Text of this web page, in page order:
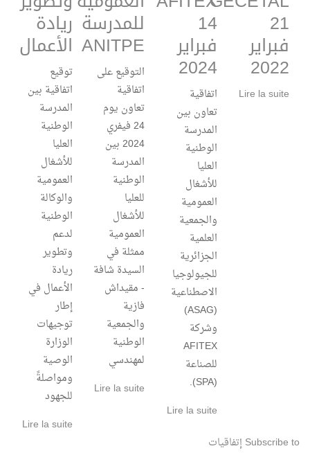
ريادة
الأعمال
توقيع
اتفاقية بين
المدرسة
الوطنية
العليا
للأشغال
العمومية
والوكالة
الوطنية
لدعم
وتطوير
ريادة
الأعمال في
إطار
توجيهات
الوزارة
الوصية
ومواصلةً
للجهود
Lire la suite
للمدرسة
ANITPE
التوقيع على
اتفاقية
تعاون يوم
24 فيفري
2024 بين
المدرسة
الوطنية
للعليا
للأشغال
العمومية
ممثلة في
السيدة شافة
- مقيداش
فازية
والجمعية
الوطنية
لمهندسي
Lire la suite
14
فبراير
2024
اتفاقية
تعاون بين
المدرسة
الوطنية
العليا
للأشغال
العمومية
والجمعية
العلمية
الجزائرية
للجيولوجيا
الاصطناعية
(ASAG)
وشركة
AFITEX
للصناعة
(SPA).
Lire la suite
21
فبراير
2022
Lire la suite
Subscribe to إتفاقيات